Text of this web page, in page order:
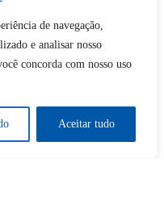
de navegação,
e analisar nosso
concorda com nosso uso
Aceitar tudo